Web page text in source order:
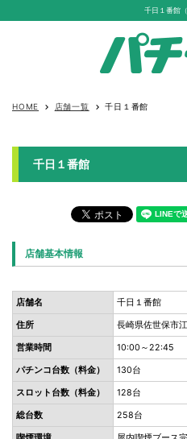
千日１番館（
HOME keyboard_arrow_right 店舗一覧 keyboard_arrow_right 千日１番館
千日１番館
店舗基本情報
店舗名 千日１番館
住所 長崎県佐世保市
営業時間 10:00～22:45
パチンコ台数（料金） 130台
スロット台数（料金） 128台
総台数 258台